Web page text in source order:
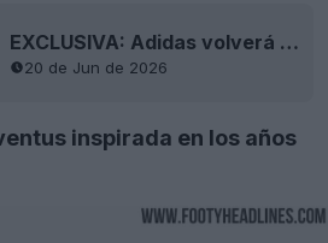
EXCLUSIVA: Adidas volverá a apostar fuerte por las reediciones en 2027
20 de Jun de 2026
inspirada en los años